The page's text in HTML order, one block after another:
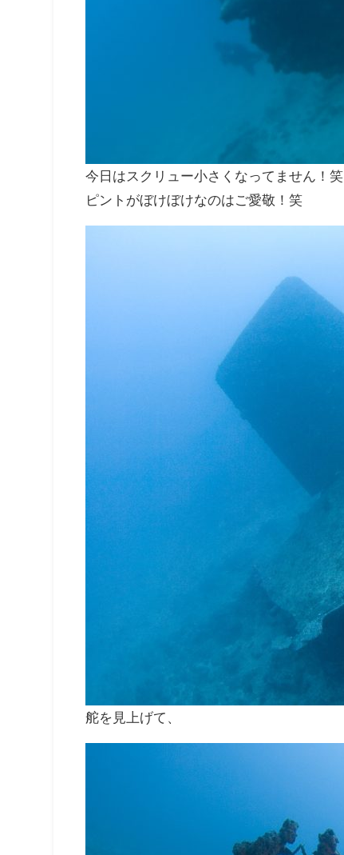
今日はスクリュー小さくなってません！笑
ピントがぼけぼけなのはご愛敬！笑
舵を見上げて、